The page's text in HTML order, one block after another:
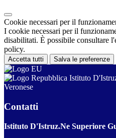
Cookie necessari per il
I cookie necessari per il
disabilitati. È possibile consultare
policy.
Accetta tutti Salva le preferenze
Istituto
Veronese
Contatti
Istituto D'Istruz.Ne Superiore